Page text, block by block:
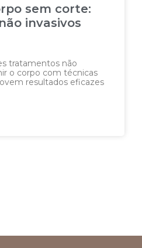
sem corte:
invasivos
tratamentos não
o corpo com técnicas
resultados eficazes